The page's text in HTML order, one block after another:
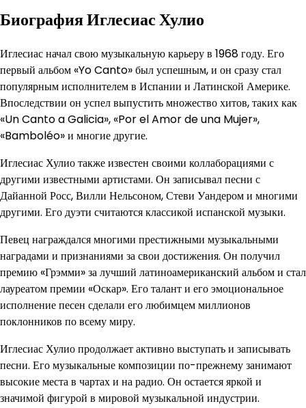
Биография Иглесиас Хулио
Иглесиас начал свою музыкальную карьеру в 1968 году. Его
первый альбом «Yo Canto» был успешным, и он сразу стал
популярным исполнителем в Испании и Латинской Америке.
Впоследствии он успел выпустить множество хитов, таких как
«Un Canto a Galicia», «Por el Amor de una Mujer»,
«Bamboléo» и многие другие.
Иглесиас Хулио также известен своими коллаборациями с
другими известными артистами. Он записывал песни с
Дайанной Росс, Вилли Нельсоном, Стеви Уандером и многими
другими. Его дуэти считаются классикой испанской музыки.
Певец награждался многими престижными музыкальными
наградами и признаниями за свои достижения. Он получил
премию «Грэмми» за лучший латиноамериканский альбом и стал
лауреатом премии «Оскар». Его талант и его эмоциональное
исполнение песен сделали его любимцем миллионов
поклонников по всему миру.
Иглесиас Хулио продолжает активно выступать и записывать
песни. Его музыкальные композиции по-прежнему занимают
высокие места в чартах и на радио. Он остается яркой и
значимой фигурой в мировой музыкальной индустрии.